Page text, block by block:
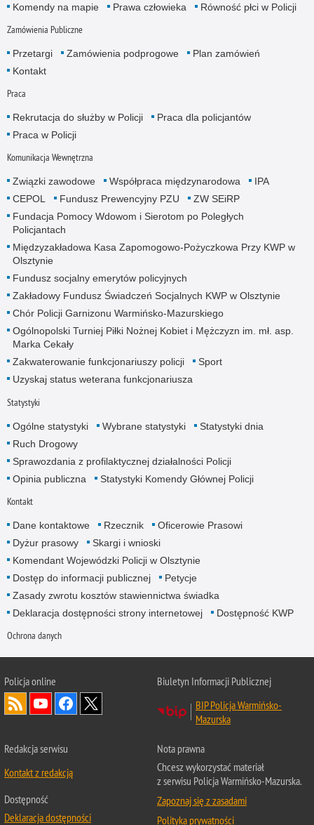
Komendy na mapie
Prawa człowieka Równość płci w Policji
Zamówienia Publiczne
Przetargi Zamówienia podprogowe
Plan zamówień
Kontakt
Praca
Rekrutacja do służby w Policji
Praca dla policjantów
Praca w Policji
Komunikacja Wewnętrzna
Związki zawodowe Współpraca międzynarodowa
IPA
CEPOL
Fundusz Prewencyjny PZU
ZW SEiRP
Fundacja Pomocy Wdowom i Sierotom po Poległych
Policjantach
Międzyzakładowa Kasa Zapomogowo-Pożyczkowa Przy KWP w
Olsztynie
Fundusz socjalny emerytów policyjnych
Zakładowy Fundusz Świadczeń Socjalnych KWP w Olsztynie
Chór Policji Garnizonu Warmińsko-Mazurskiego
Ogólnopolski Turniej Piłki Nożnej Kobiet i Mężczyzn im. mł. asp.
Marka Cekały
Zakwaterowanie funkcjonariuszy policji
Sport
Uzyskaj status weterana funkcjonariusza
Statystyki
Ogólne statystyki Wybrane statystyki
Statystyki dnia
Ruch Drogowy
Sprawozdania z profilaktycznej działalności Policji
Opinia publiczna
Statystyki Komendy Głównej Policji
Kontakt
Dane kontaktowe Rzecznik
Oficerowie Prasowi
Dyżur prasowy
Skargi i wnioski
Komendant Wojewódzki Policji w Olsztynie
Dostęp do informacji publicznej
Petycje
Zasady zwrotu kosztów stawiennictwa świadka
Deklaracja dostępności strony internetowej
Dostępność KWP
Ochrona danych
Policja online
Biuletyn Informacji Publicznej
BIP Policja Warmińsko-
Mazurska
Redakcja serwisu
Kontakt z redakcją
Dostępność
Deklaracja dostępności
Nota prawna
Chcesz wykorzystać materiał
z serwisu Policja Warmińsko-Mazurska.
Zapoznaj się z zasadami
Polityka prywatności